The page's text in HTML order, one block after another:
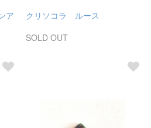
ア
クリソコラ ルース
SOLD OUT